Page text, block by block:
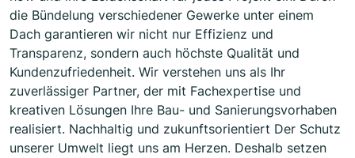
die Bündelung verschiedener Gewerke unter einem
Dach garantieren wir nicht nur Effizienz und
Transparenz, sondern auch höchste Qualität und
Kundenzufriedenheit. Wir verstehen uns als Ihr
zuverlässiger Partner, der mit Fachexpertise und
kreativen Lösungen Ihre Bau- und Sanierungsvorhaben
realisiert. Nachhaltig und zukunftsorientiert Der Schutz
unserer Umwelt liegt uns am Herzen. Deshalb setzen